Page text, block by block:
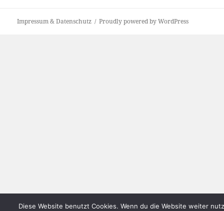
Impressum & Datenschutz Proudly powered by WordPress
Diese Website benutzt Cookies. Wenn du die Website weiter